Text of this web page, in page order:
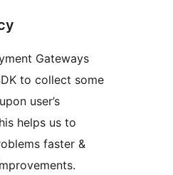
Gateways
to collect some
user’s
helps us to
faster &